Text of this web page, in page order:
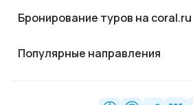
Бронирование туров на coral.ru
Популярные направления